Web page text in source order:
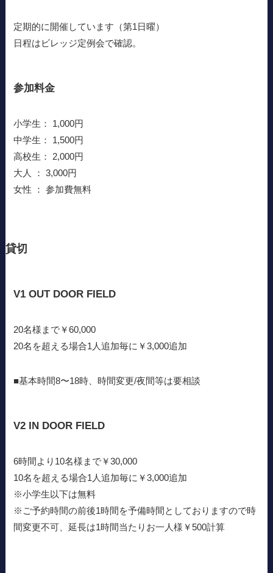
定期的に開催しています（第1日曜）
日程はビレッジ定例会で確認。
参加料金
小学生： 1,000円
中学生： 1,500円
高校生： 2,000円
大人 ： 3,000円
女性 ： 参加費無料
貸切
V1 OUT DOOR FIELD
20名様まで￥60,000
20名を超える場合1人追加毎に￥3,000追加
■基本時間8〜18時、時間変更/夜間等は要相談
V2 IN DOOR FIELD
6時間より10名様まで￥30,000
10名を超える場合1人追加毎に￥3,000追加
※小学生以下は無料
※ご予約時間の前後1時間を予備時間としておりますので時
間変更不可、延長は1時間当たりお一人様￥500計算